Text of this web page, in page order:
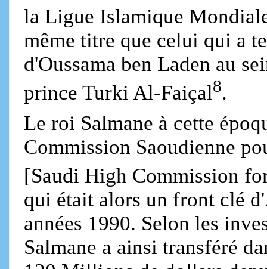
la Ligue Islamique
même titre que celui qui a
d'Oussama ben Laden au
prince Turki Al-Faiçal8.
Le roi Salmane à cette
Commission Saoudienne
[Saudi High Commission
qui était alors un front clé
années 1990. Selon les
Salmane a ainsi transféré